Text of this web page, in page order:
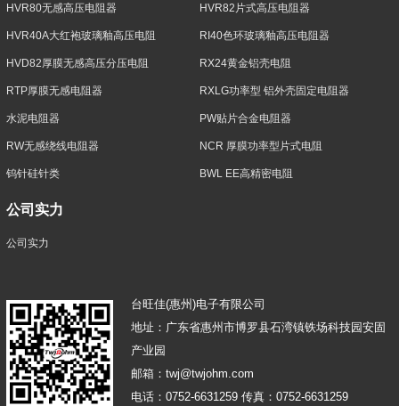
HVR80无感高压电阻器 HVR82片式高压电阻器
HVR40A大红袍玻璃釉高压电阻 RI40色环玻璃釉高压电阻器
HVD82厚膜无感高压分压电阻 RX24黄金铝壳电阻
RTP厚膜无感电阻器 RXLG功率型 铝外壳固定电阻器
水泥电阻器 PW贴片合金电阻器
RW无感绕线电阻器 NCR 厚膜功率型片式电阻
钨针硅针类 BWL EE高精密电阻
公司实力
公司实力
台旺佳(惠州)电子有限公司
地址：广东省惠州市博罗县石湾镇铁场科技园安固
产业园
邮箱：twj@twjohm.com
电话：0752-6631259 传真：0752-6631259